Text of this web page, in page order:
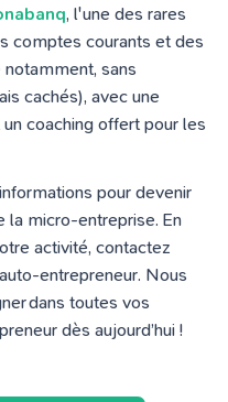
, l'une des rares
comptes courants et des
sans
cachés), avec une
un coaching offert pour les
pour devenir
la micro-entreprise. En
activité, contactez
entrepreneur. Nous
dans toutes vos
dès aujourd’hui !